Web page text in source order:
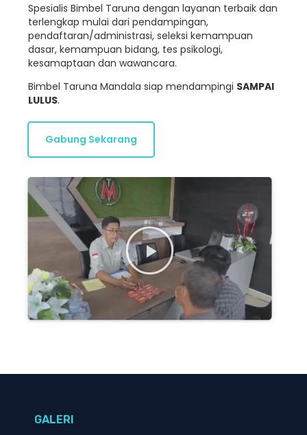
Spesialis Bimbel Taruna dengan layanan terbaik dan
terlengkap mulai dari pendampingan,
pendaftaran/administrasi, seleksi kemampuan
dasar, kemampuan bidang, tes psikologi,
kesamaptaan dan wawancara.
Bimbel Taruna Mandala siap mendampingi SAMPAI
LULUS.
Gabung Sekarang
GALERI